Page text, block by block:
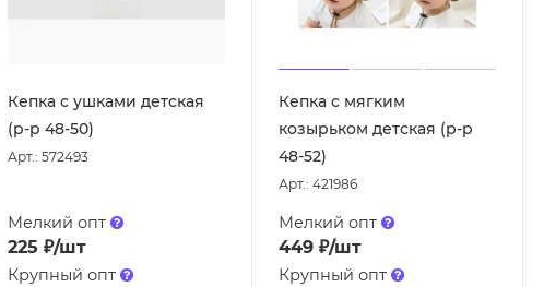
Кепка с ушками детская
(р-р 48-50)
Арт.: 572493
Мелкий опт
225 ₽/шт
Крупный опт
Кепка с мягким
козырьком детская (р-р
48-52)
Арт.: 421986
Мелкий опт
449₽/шт
Крупный опт